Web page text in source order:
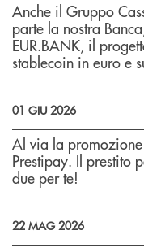
Anche il Gruppo
parte la nostra
EUR.BANK, il
stablecoin in euro e
01 GIU 2026
Al via la promozione
Prestipay. Il prestito
due per te!
22 MAG 2026